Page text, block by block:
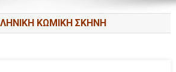
ΚΩΜΙΚΉ ΣΚΗΝΉ